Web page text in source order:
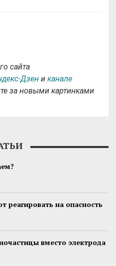
сайта
Дзен и канале
за новыми картинками
реагировать на опасность
вместо электрода